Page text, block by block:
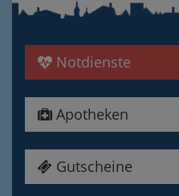
Notdienste
Apotheken
Gutscheine